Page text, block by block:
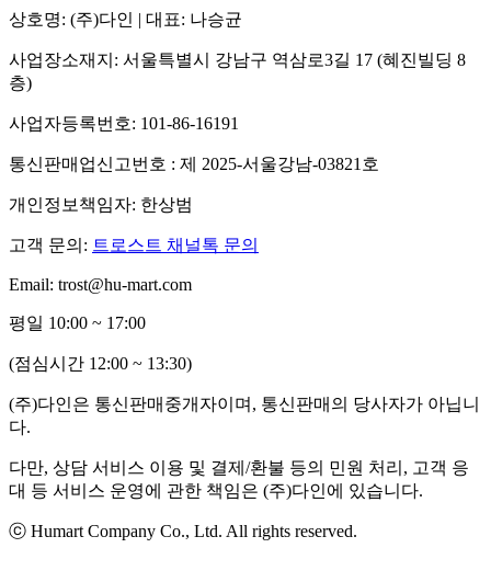
상호명: (주)다인 | 대표: 나승균
사업장소재지: 서울특별시 강남구 역삼로3길 17 (혜진빌딩 8
층)
사업자등록번호: 101-86-16191
통신판매업신고번호 : 제 2025-서울강남-03821호
개인정보책임자: 한상범
고객 문의: 트로스트 채널톡 문의
Email: trost@hu-mart.com
평일 10:00 ~ 17:00
(점심시간 12:00 ~ 13:30)
(주)다인은 통신판매중개자이며, 통신판매의 당사자가 아닙니
다.
다만, 상담 서비스 이용 및 결제/환불 등의 민원 처리, 고객 응
대 등 서비스 운영에 관한 책임은 (주)다인에 있습니다.
ⓒ Humart Company Co., Ltd. All rights reserved.